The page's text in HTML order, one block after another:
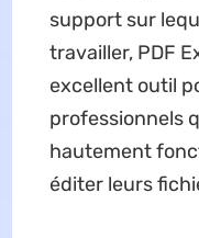
support sur
travailler, PDF
excellent outil
professionnels
hautement
éditer leurs